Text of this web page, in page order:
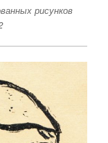
рисунков